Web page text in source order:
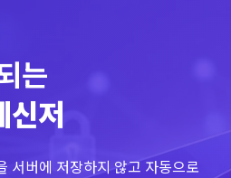
는
저
서버에 저장하지 않고 자동으로